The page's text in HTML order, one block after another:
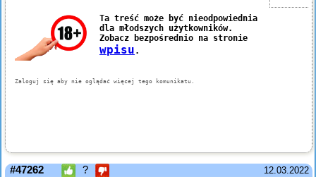
12.03.2022
#47262 ?